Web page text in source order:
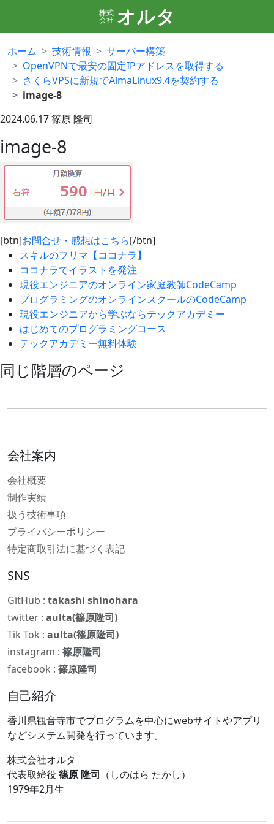
株式
会社 オルタ
ホーム 技術情報
サーバー構築
OpenVPNで最安の固定IPアドレスを取得する
さくらVPSに新規でAlmaLinux9.4を契約する
image-8
2024.06.17篠原 隆司
image-8
[btn]お問合せ・感想はこちら[/btn]
スキルのフリマ【ココナラ】
ココナラでイラストを発注
現役エンジニアのオンライン家庭教師CodeCamp
プログラミングのオンラインスクールのCodeCamp
現役エンジニアから学ぶならテックアカデミー
はじめてのプログラミングコース
テックアカデミー無料体験
同じ階層のページ
会社案内
会社概要
制作実績
扱う技術事項
プライバシーポリシー
特定商取引法に基づく表記
SNS
GitHub : takashi shinohara
twitter : aulta(篠原隆司)
Tik Tok : aulta(篠原隆司)
instagram : 篠原隆司
facebook : 篠原隆司
自己紹介
香川県観音寺市でプログラムを中心にwebサイトやアプリ
などシステム開発を行っています。
株式会社オルタ
代表取締役 篠原 隆司 （しのはら たかし）
1979年2月生